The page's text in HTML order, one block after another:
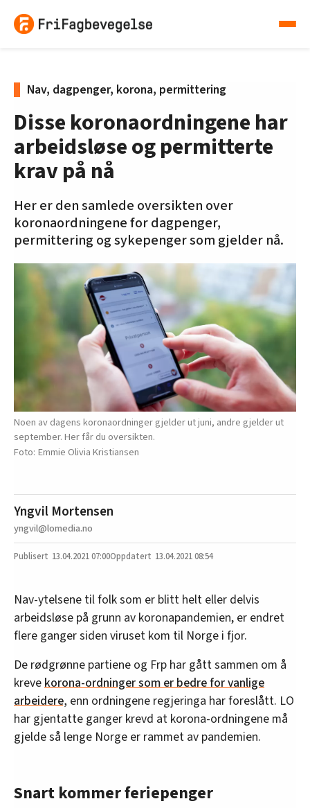
Nav, dagpenger, korona, permittering
Disse koronaordningene har
arbeidsløse og permitterte
krav på nå
Her er den samlede oversikten over
koronaordningene for dagpenger,
permittering og sykepenger som gjelder nå.
Noen av dagens koronaordninger gjelder ut juni, andre gjelder ut
september. Her får du oversikten.
Emmie Olivia Kristiansen
Yngvil Mortensen
yngvil@lomedia.no
13.04.202107:00 13.04.2021 08:54
Nav-ytelsene til folk som er blitt helt eller delvis
arbeidsløse på grunn av koronapandemien, er endret
flere ganger siden viruset kom til Norge i fjor.
De rødgrønne partiene og Frp har gått sammen om å
krevekorona-ordninger som er bedre for vanlige
arbeidere, enn ordningene regjeringa har foreslått. LO
har gjentatte ganger krevd at korona-ordningene må
gjelde så lenge Norge er rammet av pandemien.
Snart kommer feriepenger